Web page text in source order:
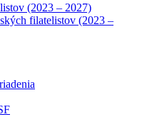
(2023 – 2027)
filatelistov (2023 –